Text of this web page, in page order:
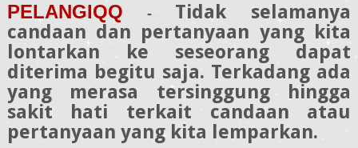
PELANGIQQ - Tidak selamanya
candaan dan pertanyaan yang kita
lontarkan ke seseorang dapat
diterima begitu saja. Terkadang ada
yang merasa tersinggung hingga
sakit hati terkait candaan atau
pertanyaan yang kita lemparkan.